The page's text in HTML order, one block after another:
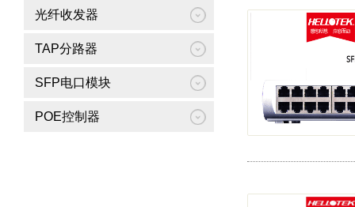
光纤收发器
TAP分路器
SFP电口模块
POE控制器